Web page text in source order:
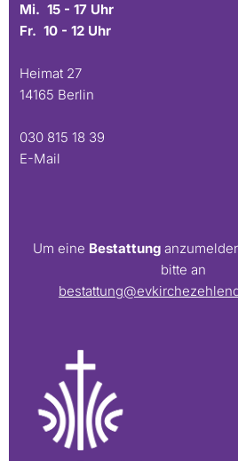
Mi. 15 - 17 Uhr
Fr. 10 - 12 Uhr
Heimat 27
14165 Berlin
030 815 18 39
E-Mail
Um eine Bestattung
bitte an